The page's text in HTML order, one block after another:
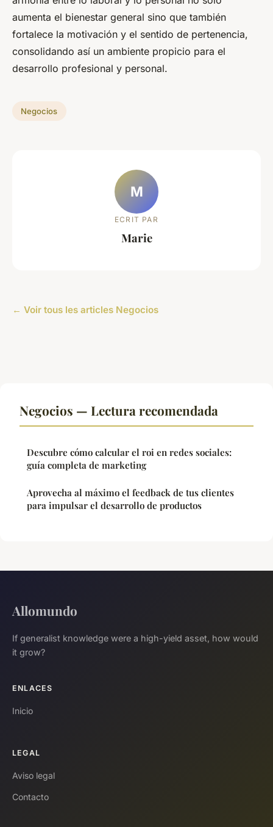
aumenta el bienestar general sino que también
fortalece la motivación y el sentido de pertenencia,
consolidando así un ambiente propicio para el
desarrollo profesional y personal.
Negocios
M
ECRIT PAR
Marie
← Voir tous les articles Negocios
Negocios — Lectura recomendada
Descubre cómo calcular el roi en redes sociales:
guía completa de marketing
Aprovecha al máximo el feedback de tus clientes
para impulsar el desarrollo de productos
Allomundo
If generalist knowledge were a high-yield asset, how would
it grow?
ENLACES
Inicio
LEGAL
Aviso legal
Contacto